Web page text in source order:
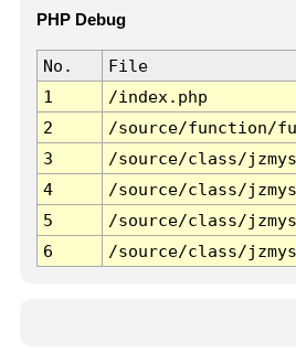
PHP Debug
No. File
1
/index.php
2
/source/function/
3
/source/class/
4
/source/class/
5
/source/class/
6
/source/class/